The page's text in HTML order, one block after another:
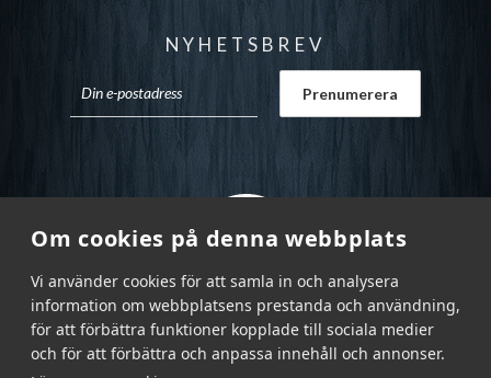
Om cookies på denna webbplats
Vi använder cookies för att samla in och analysera
information om webbplatsens prestanda och användning,
för att förbättra funktioner kopplade till sociala medier
och för att förbättra och anpassa innehåll och annonser.
NYHETSBREV